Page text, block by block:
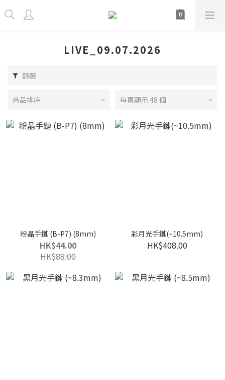
LIVE_09.07.2026
篩選
商品排序 每頁顯示 48 個
粉晶手鏈 (B-P7) (8mm)
HK$44.00
HK$88.00
彩月光手鏈(~10.5mm)
HK$408.00